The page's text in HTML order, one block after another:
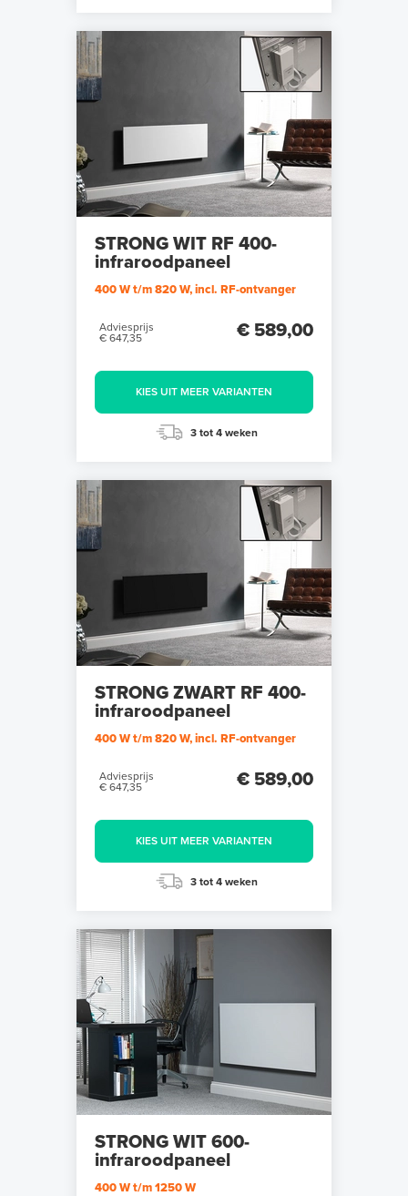
STRONG WIT RF 400-
infraroodpaneel
400 W t/m 820 W, incl. RF-ontvanger
Adviesprijs
€ 647,35
€ 589,00
KIES UIT MEER VARIANTEN
3 tot 4 weken
STRONG ZWART RF 400-
infraroodpaneel
400 W t/m 820 W, incl. RF-ontvanger
Adviesprijs
€ 647,35
€ 589,00
KIES UIT MEER VARIANTEN
3 tot 4 weken
STRONG WIT 600-
infraroodpaneel
400 W t/m 1250 W